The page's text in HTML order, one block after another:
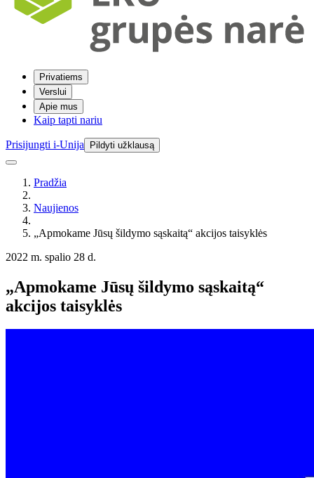
Privatiems
Verslui
Apie mus
Kaip tapti nariu
Prisijungti i-Unija Pildyti užklausą
Pradžia
Naujienos
„Apmokame Jūsų šildymo sąskaitą“ akcijos taisyklės
2022 m. spalio 28 d.
„Apmokame Jūsų šildymo sąskaitą“
akcijos taisyklės